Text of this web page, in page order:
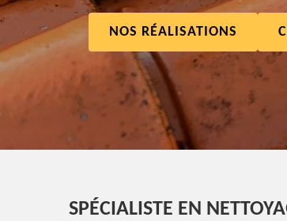
NOS RÉALISATIONS
SPÉCIALISTE EN